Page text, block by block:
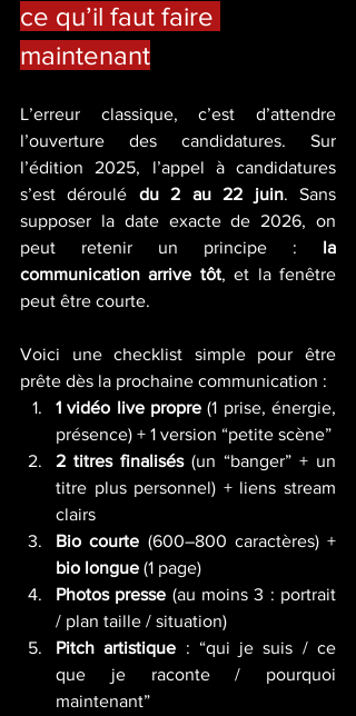
ce qu’il faut faire
maintenant
L’erreur classique, c’est d’attendre
l’ouverture des candidatures. Sur
l’édition 2025, l’appel à candidatures
s’est déroulé du 2 au 22 juin. Sans
supposer la date exacte de 2026, on
peut retenir un principe : la
communication arrive tôt, et la fenêtre
peut être courte.
Voici une checklist simple pour être
prête dès la prochaine communication :
1 vidéo live propre (1 prise, énergie,
présence) + 1 version “petite scène”
2 titres finalisés (un “banger” + un
titre plus personnel) + liens stream
clairs
Bio courte
bio longue (1 page)
Photos presse (au moins 3 : portrait
/ plan taille / situation)
Pitch artistique : “qui je suis / ce
que je raconte / pourquoi
maintenant”